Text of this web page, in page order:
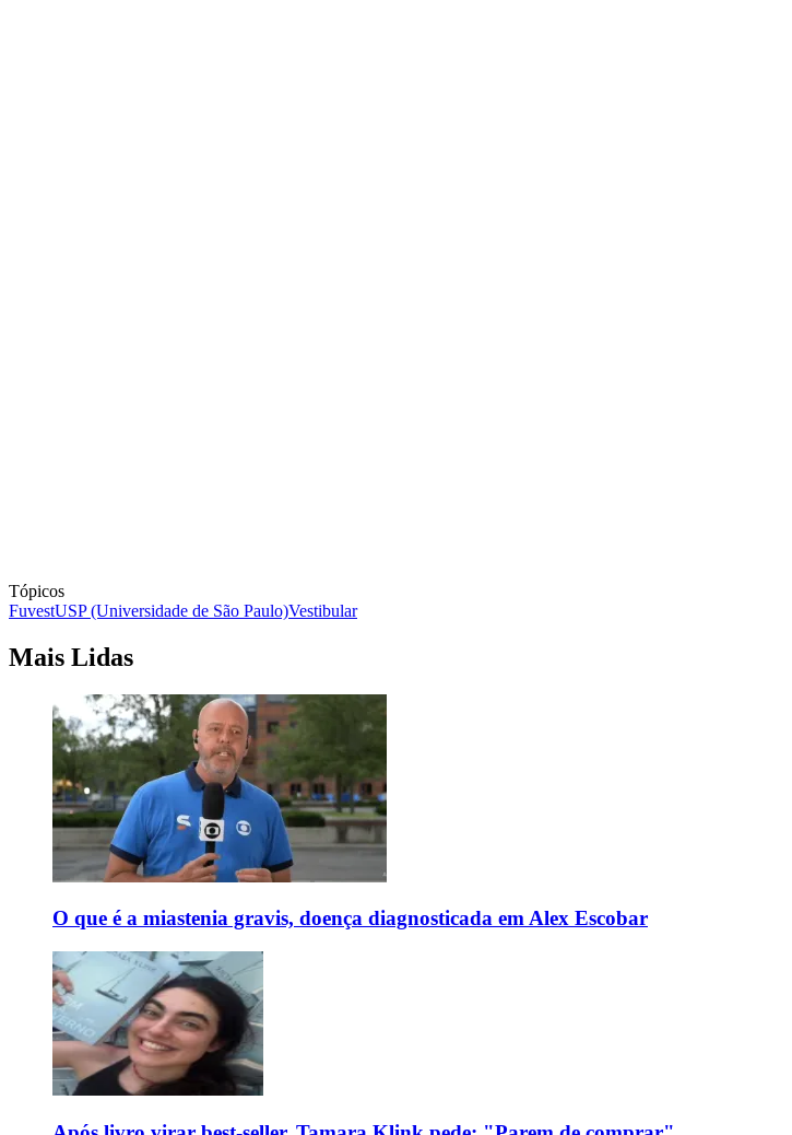
Tópicos
FuvestUSP (Universidade de São Paulo)Vestibular
Mais Lidas
O que é a miastenia gravis, doença diagnosticada em Alex Escobar